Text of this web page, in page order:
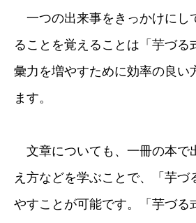
一つの出来事をきっかけにし
ることを覚えることは「芋づる
彙力を増やすために効率の良い
ます。
文章についても、一冊の本で
え方などを学ぶことで、「芋づ
やすことが可能です。「芋づる